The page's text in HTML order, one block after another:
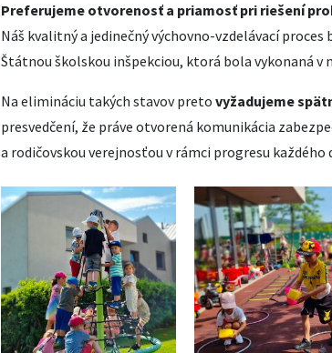
Preferujeme otvorenosť a priamosť pri riešení
Náš kvalitný a jedinečný výchovno-vzdelávací
Štátnou školskou inšpekciou, ktorá bola vykonaná v
Na elimináciu takých stavov preto vyžadujeme
presvedčení, že práve otvorená komunikácia
a rodičovskou verejnosťou v rámci progresu každého